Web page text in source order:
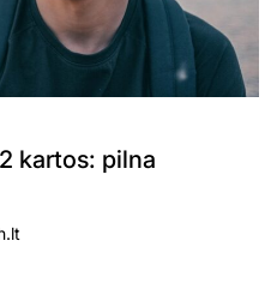
kartos: pilna